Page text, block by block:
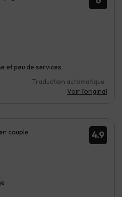
et peu de services.
Traduction automatique
Voir l'original
4.9
couple